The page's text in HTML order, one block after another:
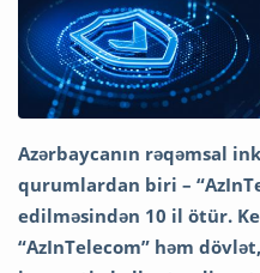
Azərbaycanın rəqəmsal
qurumlardan biri –
edilməsindən 10 il ötür.
“AzInTelecom” həm